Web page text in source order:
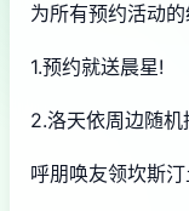
为所有预约活动
1.预约就送晨星!
2.洛天依周边随机
呼朋唤友领坎斯